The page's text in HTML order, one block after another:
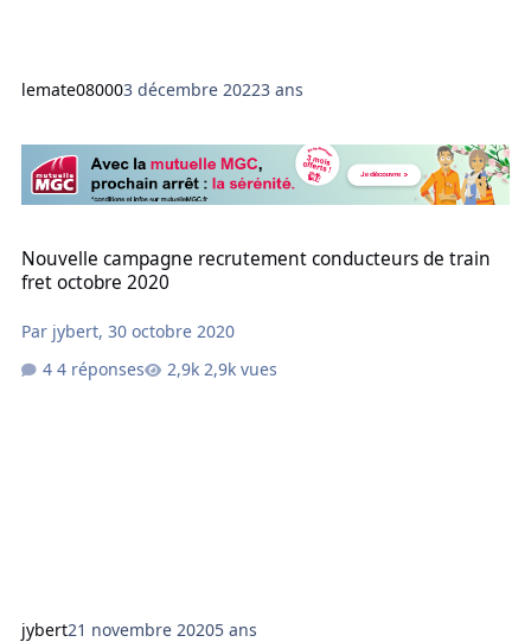
lemate080003 décembre 20223 ans
Nouvelle campagne recrutement conducteurs de train
fret octobre 2020
Par jybert,30 octobre 2020
4 réponses
2,9k vues
jybert21 novembre 20205 ans